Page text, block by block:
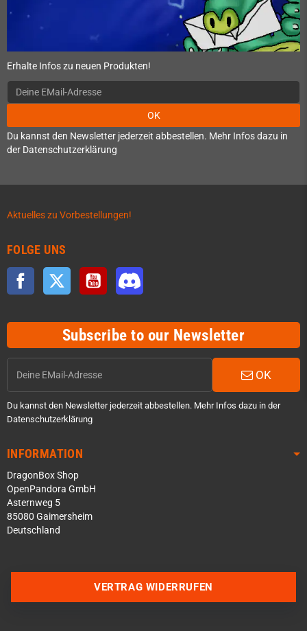
Erhalte Infos zu neuen Produkten!
OK
Du kannst den Newsletter jederzeit abbestellen. Mehr Infos dazu in
der Datenschutzerklärung
Aktuelles zu Vorbestellungen!
FOLGE UNS
Facebook Twitter YouTube
Subscribe to our Newsletter
OK
Du kannst den Newsletter jederzeit abbestellen. Mehr Infos dazu in der
Datenschutzerklärung
INFORMATION
DragonBox Shop
OpenPandora GmbH
Asternweg 5
85080 Gaimersheim
Deutschland
VERTRAG WIDERRUFEN